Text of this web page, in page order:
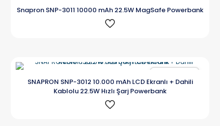
Snapron SNP-3011 10000 mAh 22.5W MagSafe Powerbank
SNAPRON SNP-3012 10.000 mAh LCD Ekranlı + Dahili
Kablolu 22.5W Hızlı Şarj Powerbank